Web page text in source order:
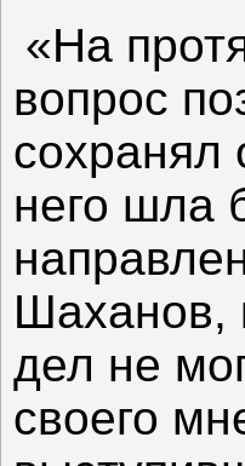
«На
вопрос
сохранял
него шла
Шаханов,
дел не
своего